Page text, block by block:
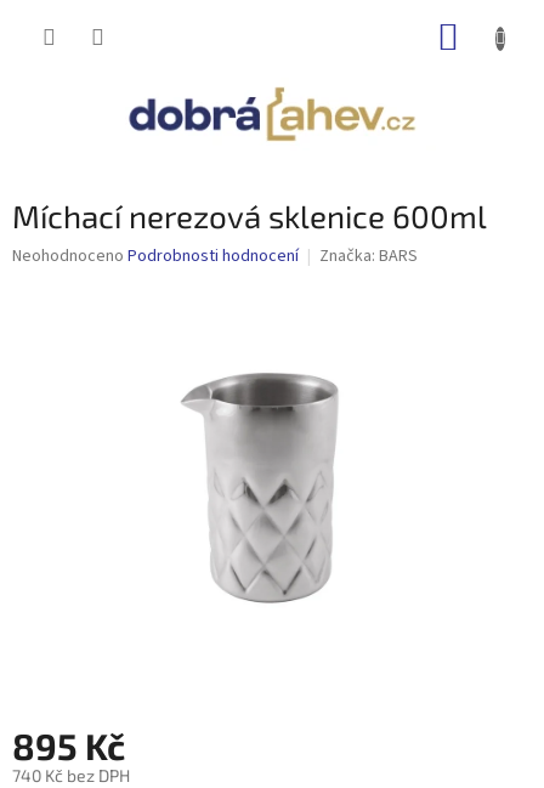
Míchací nerezová sklenice 600ml
Průměrné
Neohodnoceno Podrobnosti hodnocení Značka: BARS
895 Kč
740 Kč bez DPH